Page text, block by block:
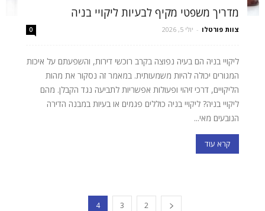
מדריך משפטי מקיף לבעיות ליקויי בניה
צוות פורטלו - יולי 5, 2026 0
ליקויי בניה הם בעיה נפוצה בקרב רוכשי דירות, והשפעתם על איכות
המגורים יכולה להיות משמעותית. במאמר זה נסקור את מהות
הליקויים, דרכי זיהוי ופעולות אפשריות לתביעה נגד הקבלן. מהם
ליקויי בניה? ליקויי בניה כוללים פגמים או בעיות במבנה הדירה
הנובעים מאי...
קרא עוד
2
3
4